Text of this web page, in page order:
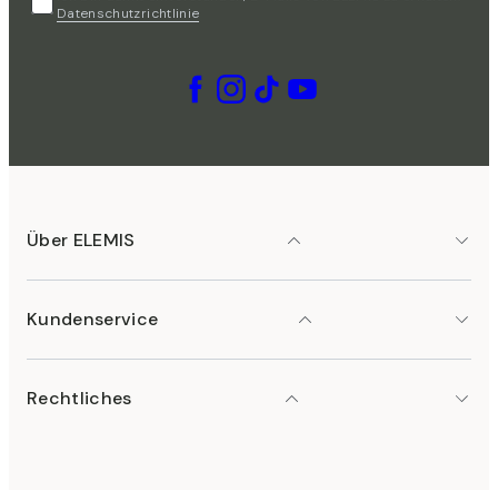
Datenschutzrichtlinie
Über ELEMIS
Kundenservice
Rechtliches